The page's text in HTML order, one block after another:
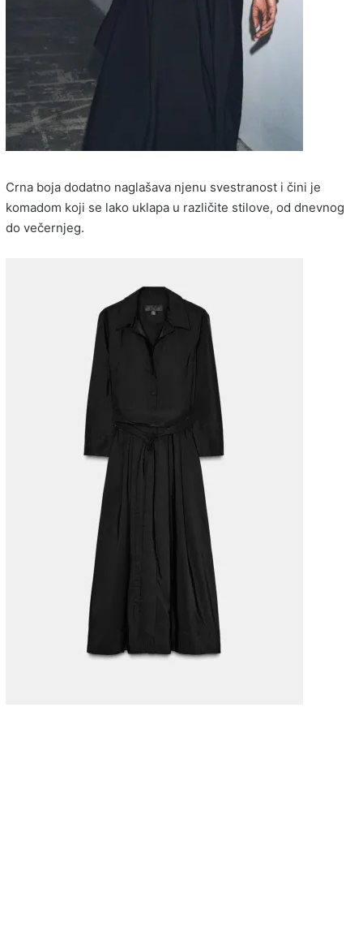
Crna boja dodatno naglašava njenu svestranost i čini je
komadom koji se lako uklapa u različite stilove, od dnevnog
do večernjeg.